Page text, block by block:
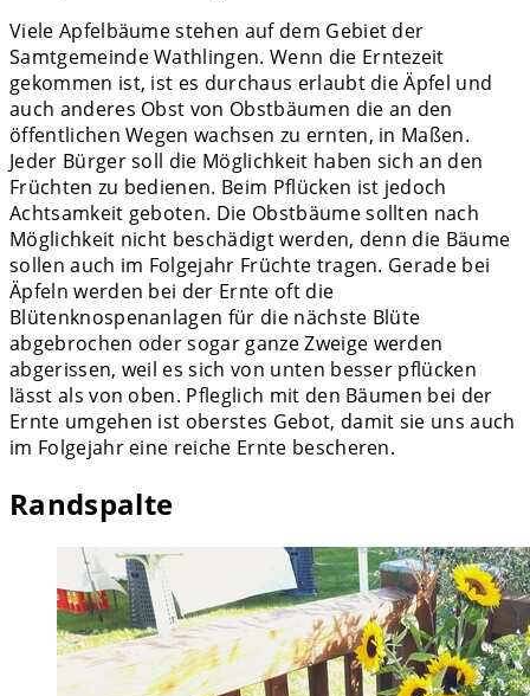
Viele Apfelbäume stehen auf dem Gebiet der
Samtgemeinde Wathlingen. Wenn die Erntezeit
gekommen ist, ist es durchaus erlaubt die Äpfel und
auch anderes Obst von Obstbäumen die an den
öffentlichen Wegen wachsen zu ernten, in Maßen.
Jeder Bürger soll die Möglichkeit haben sich an den
Früchten zu bedienen. Beim Pflücken ist jedoch
Achtsamkeit geboten. Die Obstbäume sollten nach
Möglichkeit nicht beschädigt werden, denn die Bäume
sollen auch im Folgejahr Früchte tragen. Gerade bei
Äpfeln werden bei der Ernte oft die
Blütenknospenanlagen für die nächste Blüte
abgebrochen oder sogar ganze Zweige werden
abgerissen, weil es sich von unten besser pflücken
lässt als von oben. Pfleglich mit den Bäumen bei der
Ernte umgehen ist oberstes Gebot, damit sie uns auch
im Folgejahr eine reiche Ernte bescheren.
Randspalte